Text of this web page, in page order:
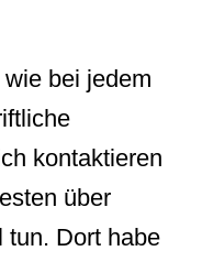
bei jedem
kontaktieren
über
tun. Dort habe